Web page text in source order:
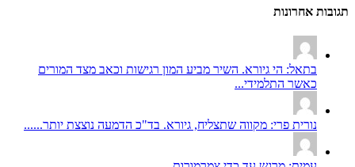
תגובות אחרונות
בתאל: הי גיורא. השיר מביע המון רגישות וכאב מצד המורים
כאשר התלמידי...
נורית פרי: מקווה שתצליח, גיורא. בד"כ הדמעה נוצצת יותר......